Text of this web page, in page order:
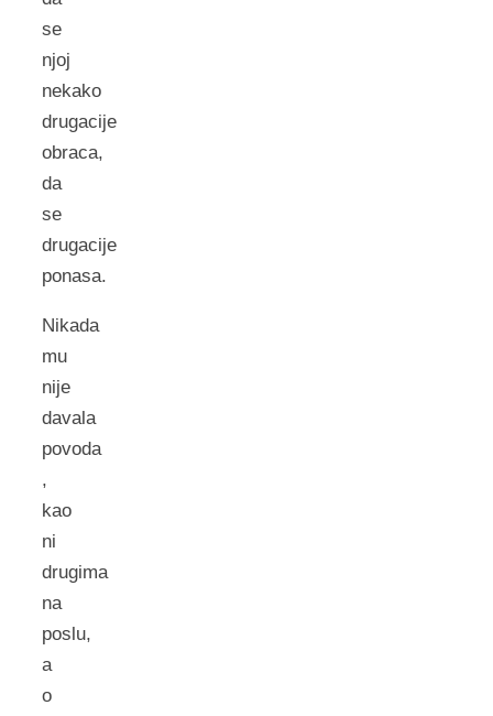
se
njoj
nekako
drugacije
obraca,
da
se
drugacije
ponasa.
Nikada
mu
nije
davala
povoda
,
kao
ni
drugima
na
poslu,
a
o